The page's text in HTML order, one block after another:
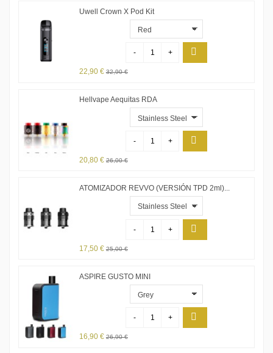
Uwell Crown X Pod Kit
- +
22,90 € 32,90 €
Hellvape Aequitas RDA
- +
20,80 € 26,00 €
ATOMIZADOR REVVO (VERSIÓN TPD 2ml)...
- +
17,50 € 25,00 €
ASPIRE GUSTO MINI
- +
16,90 € 26,90 €